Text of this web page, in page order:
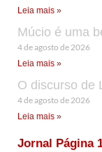
Leia mais »
Múcio é uma
4 de agosto de 2026
Leia mais »
O discurso de
4 de agosto de 2026
Leia mais »
Jornal Página